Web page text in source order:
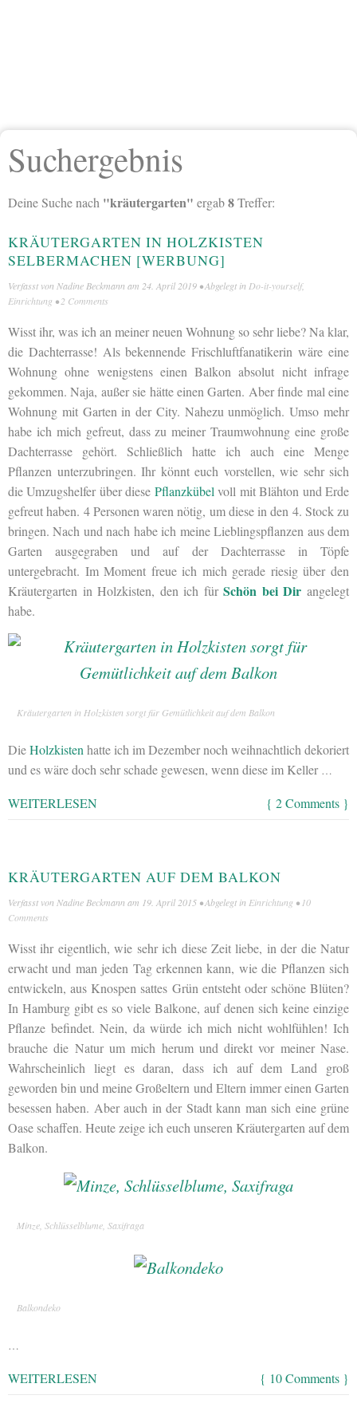
Suchergebnis
Deine Suche nach "kräutergarten" ergab8Treffer:
KRÄUTERGARTEN IN HOLZKISTEN
SELBERMACHEN [WERBUNG]
Verfasst von Nadine Beckmann am 24. April 2019 • Abgelegt in Do-it-yourself,
Einrichtung •2 Comments
Wisst ihr, was ich an meiner neuen Wohnung so sehr liebe? Na klar,
die Dachterrasse! Als bekennende Frischluftfanatikerin wäre eine
Wohnung ohne wenigstens einen Balkon absolut nicht infrage
gekommen. Naja, außer sie hätte einen Garten. Aber finde mal eine
Wohnung mit Garten in der City. Nahezu unmöglich. Umso mehr
habe ich mich gefreut, dass zu meiner Traumwohnung eine große
Dachterrasse gehört. Schließlich hatte ich auch eine Menge
Pflanzen unterzubringen. Ihr könnt euch vorstellen, wie sehr sich
die Umzugshelfer über diese Pflanzkübel voll mit Blähton und Erde
gefreut haben. 4 Personen waren nötig, um diese in den 4. Stock zu
bringen. Nach und nach habe ich meine Lieblingspflanzen aus dem
Garten ausgegraben und auf der Dachterrasse in Töpfe
untergebracht. Im Moment freue ich mich gerade riesig über den
Kräutergarten in Holzkisten, den ich fürSchön bei Dir angelegt
habe.
Kräutergarten in Holzkisten sorgt für Gemütlichkeit auf dem Balkon
DieHolzkisten hatte ich im Dezember noch weihnachtlich dekoriert
und es wäre doch sehr schade gewesen, wenn diese im Keller…
WEITERLESEN { 2 Comments }
KRÄUTERGARTEN AUF DEM BALKON
Verfasst von Nadine Beckmann am 19. April 2015 • Abgelegt in Einrichtung • 10
Comments
Wisst ihr eigentlich, wie sehr ich diese Zeit liebe, in der die Natur
erwacht und man jeden Tag erkennen kann, wie die Pflanzen sich
entwickeln, aus Knospen sattes Grün entsteht oder schöne Blüten?
In Hamburg gibt es so viele Balkone, auf denen sich keine einzige
Pflanze befindet. Nein, da würde ich mich nicht wohlfühlen! Ich
brauche die Natur um mich herum und direkt vor meiner Nase.
Wahrscheinlich liegt es daran, dass ich auf dem Land groß
geworden bin und meine Großeltern und Eltern immer einen Garten
besessen haben. Aber auch in der Stadt kann man sich eine grüne
Oase schaffen. Heute zeige ich euch unseren Kräutergarten auf dem
Balkon.
Minze, Schlüsselblume, Saxifraga
Balkondeko
…
WEITERLESEN { 10 Comments }